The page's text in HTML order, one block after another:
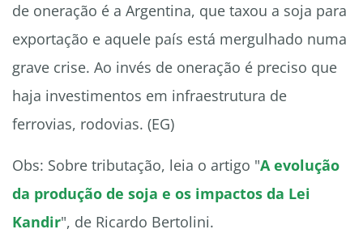
de oneração é a Argentina, que taxou a soja para
exportação e aquele país está mergulhado numa
grave crise. Ao invés de oneração é preciso que
haja investimentos em infraestrutura de
ferrovias, rodovias. (EG)
Obs: Sobre tributação, leia o artigo "A evolução
da produção de soja e os impactos da Lei
Kandir", de Ricardo Bertolini.